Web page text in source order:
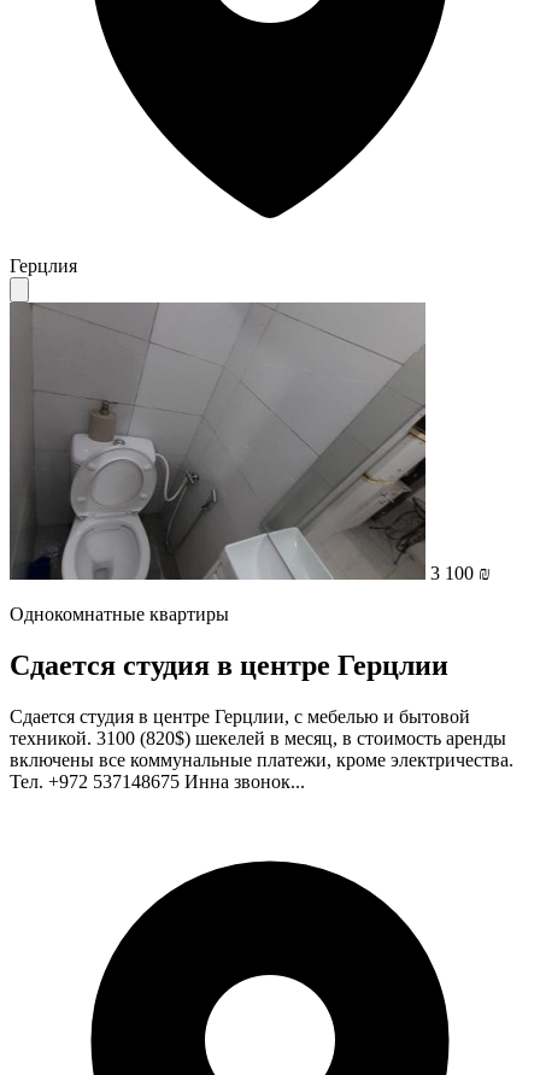
Герцлия
3 100 ₪
Однокомнатные квартиры
Сдается студия в центре Герцлии
Сдается студия в центре Герцлии, с мебелью и бытовой
техникой. 3100 (820$) шекелей в месяц, в стоимость аренды
включены все коммунальные платежи, кроме электричества.
Тел. +972 537148675 Инна звонок...